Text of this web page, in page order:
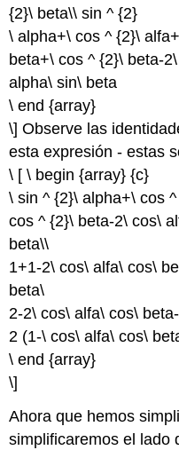
{2}\ beta\\ sin ^ {2}
\ alpha+\ cos ^ {2}\
beta+\ cos ^ {2}\ beta-
alpha\ sin\ beta
\ end {array}
\] Observe las
esta expresión - estas
\ [ \ begin {array} {c}
\ sin ^ {2}\ alpha+\ cos
cos ^ {2}\ beta-2\ cos\
beta\\
1+1-2\ cos\ alfa\ cos\
beta\
2-2\ cos\ alfa\ cos\
2 (1-\ cos\ alfa\ cos\
\ end {array}
\]
Ahora que hemos
simplificaremos el lado